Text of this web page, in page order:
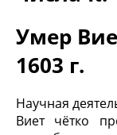
Умер
1603 г.
Научная
Виет чётко